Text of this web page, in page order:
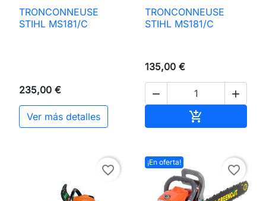
TRONCONNEUSE
STIHL MS181/C
235,00 €
Ver más detalles
TRONCONNEUSE
STIHL MS181/C
135,00 €
 

favorite_border
¡En oferta!
favorite_border